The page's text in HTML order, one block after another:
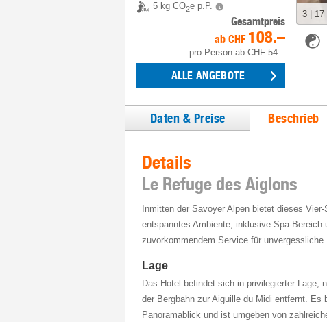
5 kg CO2e p.P.
Gesamtpreis
ab CHF 108.–
pro Person ab CHF 54.–
ALLE ANGEBOTE
3 17
Daten & Preise Beschrieb
Details
Le Refuge des Aiglons
Inmitten der Savoyer Alpen bietet dieses
entspanntes Ambiente, inklusive Spa-Bereich
zuvorkommendem Service für unvergessliche
Lage
Das Hotel befindet sich in privilegierter Lage,
der Bergbahn zur Aiguille du Midi entfernt. Es
Panoramablick und ist umgeben von